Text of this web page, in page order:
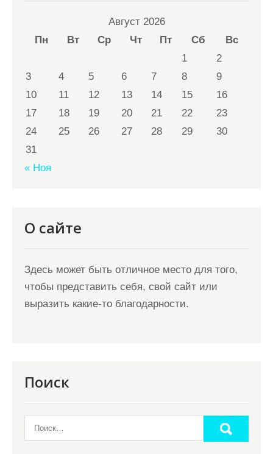
Август 2026
Пн
Вт Ср Чт Пт Сб
Вс
1
2
3
4 5 6 7 8
9
10
11 12 13 14 15
16
17
18 19 20 21 22
23
24
25 26 27 28 29
30
31
« Ноя
О сайте
Здесь может быть отличное место для того,
чтобы представить себя, свой сайт или
выразить какие-то благодарности.
Поиск